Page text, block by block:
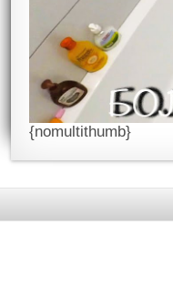
{nomultithumb}